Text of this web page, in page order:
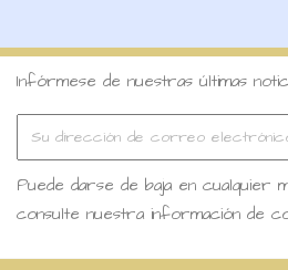
Infórmese de nuestras últimas
Puede darse de baja en cualquier
consulte nuestra información de